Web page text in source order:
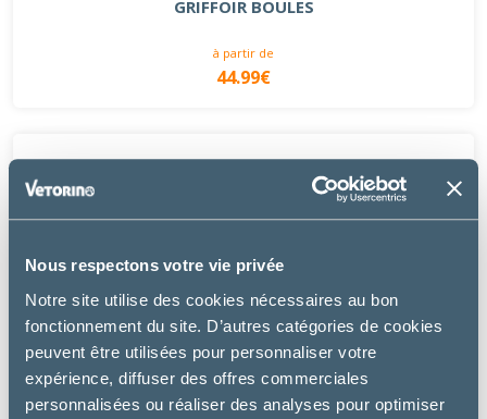
Nous respectons votre vie privée
Notre site utilise des cookies nécessaires au bon
fonctionnement du site. D’autres catégories de cookies
peuvent être utilisées pour personnaliser votre
expérience, diffuser des offres commerciales
personnalisées ou réaliser des analyses pour optimiser
GRIFFOIR BOULES
à partir de
44.99€